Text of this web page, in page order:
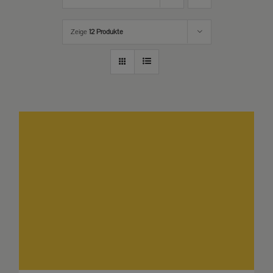
Zeige 12 Produkte